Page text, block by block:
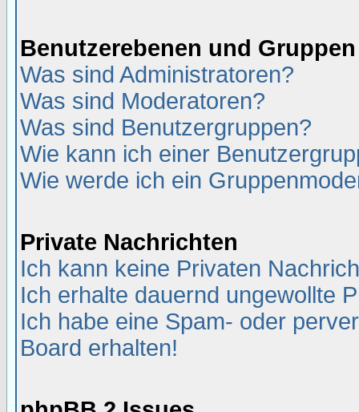
Benutzerebenen und Gruppen
Was sind Administratoren?
Was sind Moderatoren?
Was sind Benutzergruppen?
Wie kann ich einer
Wie werde ich ein
Private Nachrichten
Ich kann keine Privaten
Ich erhalte dauernd ungewollte
Ich habe eine Spam- oder
Board erhalten!